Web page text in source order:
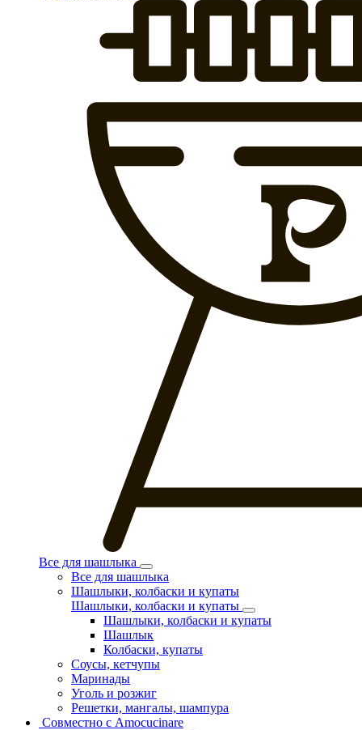
Все для шашлыка
Все для шашлыка
Шашлыки, колбаски и купаты
Шашлыки, колбаски и купаты
Шашлыки, колбаски и купаты
Шашлык
Колбаски, купаты
Соусы, кетчупы
Маринады
Уголь и розжиг
Решетки, мангалы, шампура
Совместно с Amocucinare